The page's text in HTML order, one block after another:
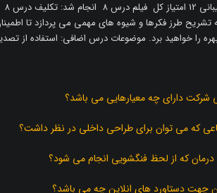
طرز فکرها و شیوه های مهمی می پردازد تا
را خواهید برد. موضوعات درس اضافی: استفاده از تصدیق،
شرکت دارای چه معیارهایی می باشد؟
که می توان برای طراحی داخلی در نظر داشت؟
درمان که از لحظ فنگشویی انجام می شود؟
چهت دستاورد های انلاین چه می باشد؟